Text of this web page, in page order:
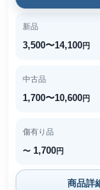
新品
3,500〜14,100円
中古品
1,700〜10,600円
傷有り品
〜 1,700円
商品詳